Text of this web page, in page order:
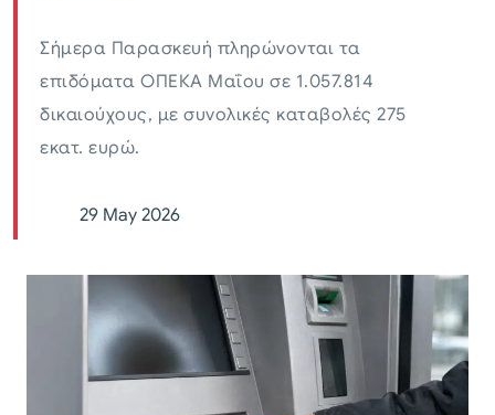
Σήμερα Παρασκευή πληρώνονται τα
επιδόματα ΟΠΕΚΑ Μαΐου σε 1.057.814
δικαιούχους, με συνολικές καταβολές 275
εκατ. ευρώ.
29 May 2026